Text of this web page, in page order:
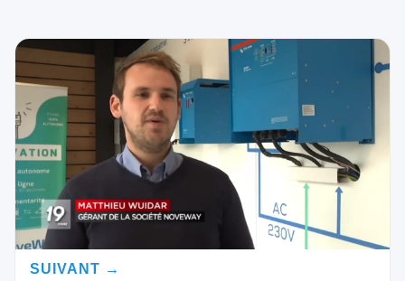
SUIVANT →